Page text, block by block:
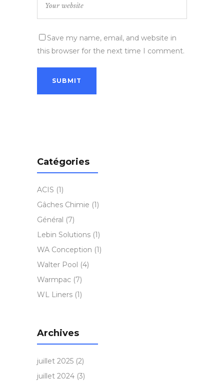
Save my name, email, and website in
this browser for the next time I comment.
Catégories
ACIS (1)
Gâches Chimie (1)
Général (7)
Lebin Solutions (1)
WA Conception (1)
Walter Pool (4)
Warmpac (7)
WL Liners (1)
Archives
juillet 2025 (2)
juillet 2024 (3)